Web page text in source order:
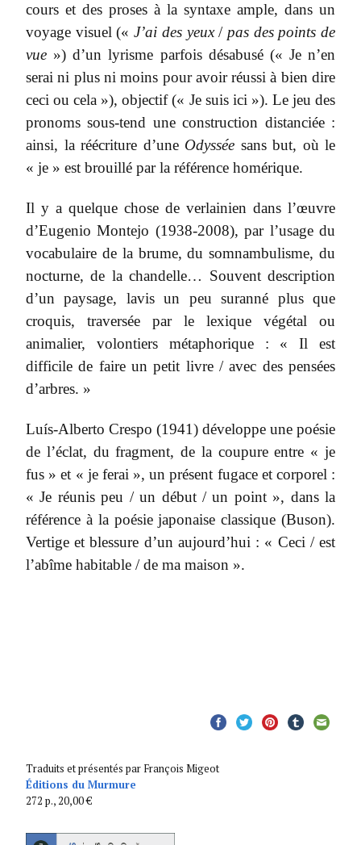
cours et des proses à la syntaxe ample, dans un
voyage visuel («J’ai des yeux/pas des points de
vue ») d’un lyrisme parfois désabusé (« Je n’en
serai ni plus ni moins pour avoir réussi à bien dire
ceci ou cela »), objectif (« Je suis ici »). Le jeu des
pronoms sous-tend une construction distanciée :
ainsi, la réécriture d’une Odyssée sans but, où le
« je » est brouillé par la référence homérique.
Il y a quelque chose de verlainien dans l’œuvre
d’Eugenio Montejo (1938-2008), par l’usage du
vocabulaire de la brume, du somnambulisme, du
nocturne, de la chandelle… Souvent description
d’un paysage, lavis un peu suranné plus que
croquis, traversée par le lexique végétal ou
animalier, volontiers métaphorique : « Il est
difficile de faire un petit livre / avec des pensées
d’arbres. »
Luís-Alberto Crespo (1941) développe une poésie
de l’éclat, du fragment, de la coupure entre « je
fus » et « je ferai », un présent fugace et corporel :
« Je réunis peu / un début / un point », dans la
référence à la poésie japonaise classique (Buson).
Vertige et blessure d’un aujourd’hui : « Ceci / est
l’abîme habitable / de ma maison ».
Traduits et présentés par François Migeot
Éditions du Murmure
272 p., 20,00 €